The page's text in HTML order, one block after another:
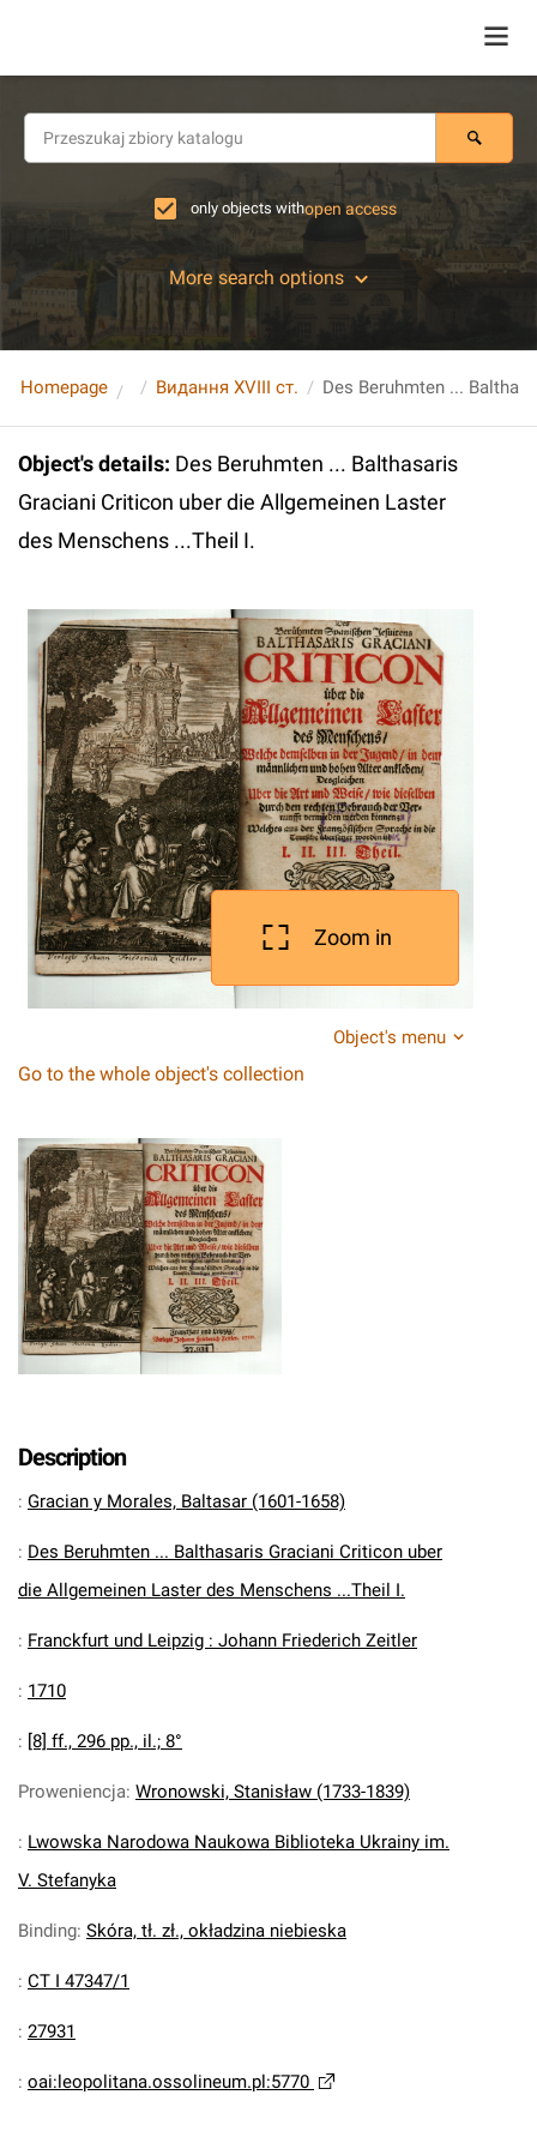
only objects withopen access
More search options
Homepage Видання XVIII ст.
Object's details: Des Beruhmten ... Balthasaris
Graciani Criticon uber die Allgemeinen Laster
des Menschens ...Theil I.
Zoom in
Object's menu
Go to the whole object's collection
Description
: Gracian y Morales, Baltasar (1601-1658)
: Des Beruhmten ... Balthasaris Graciani Criticon uber
die Allgemeinen Laster des Menschens ...Theil I.
: Franckfurt und Leipzig : Johann Friederich Zeitler
: 1710
: [8] ff., 296 pp., il.; 8°
Proweniencja: Wronowski, Stanisław (1733-1839)
: Lwowska Narodowa Naukowa Biblioteka Ukrainy im.
V. Stefanyka
Binding: Skóra, tł. zł., okładzina niebieska
: CT I 47347/1
: 27931
: oai:leopolitana.ossolineum.pl:5770